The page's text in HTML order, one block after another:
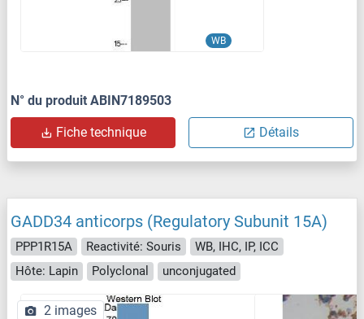
WB
N° du produit ABIN7189503
Fiche technique Détails
GADD34 anticorps (Regulatory Subunit 15A)
PPP1R15A Reactivité: Souris
WB, IHC, IP, ICC
Hôte: Lapin
Polyclonal unconjugated
2 images